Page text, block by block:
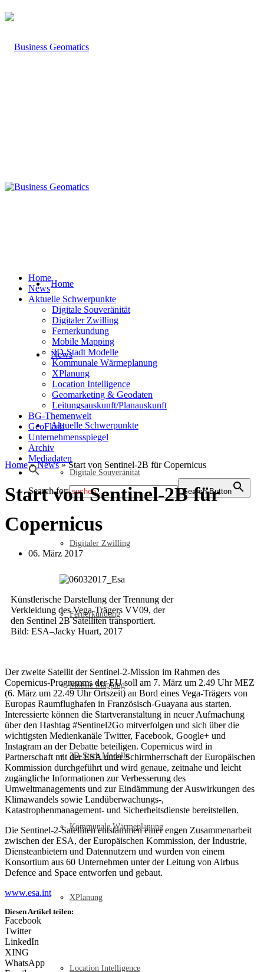
Home
News
Aktuelle Schwerpunkte
Digitale Souveränität
Digitaler Zwilling
Fernerkundung
Mobile Mapping
3D-Stadt Modelle
Kommunale Wärmeplanung
XPlanung
Location Intelligence
Home
News
Aktuelle Schwerpunkte
Digitale Souveränität
Digitaler Zwilling
Fernerkundung
Mobile Mapping
3D-Stadt Modelle
Kommunale Wärmeplanung
XPlanung
Location Intelligence
Geomarketing & Geodaten
Leitungsauskunft/Planauskunft
BG-Themenwelt
GeoFlash
Unternehmensspiegel
Archiv
Mediadaten
Search for: Search Button
Home»News»Start von Sentinel-2B für Copernicus
Start von Sentinel-2B für
Copernicus
06. März 2017
Künstlerische Darstellung der Trennung der
Verkleidung des Vega-Trägers VV09, der
den Sentinel 2B Satelliten transportiert.
Bild: ESA–Jacky Huart, 2017
Der zweite Satellit der Sentinel-2-Mission im Rahmen des
Copernicus-Programms der EU soll am 7. März um 2.49 Uhr MEZ
(6. März um 22.49 Uhr Ortszeit) an Bord eines Vega-Trägers von
Europas Raumflughafen in Französisch-Guayana aus starten.
Interessierte können die Startveranstaltung in neuer Aufmachung
über den Hashtag #Sentinel2Go mitverfolgen und sich über die
wichtigsten Medienkanäle Twitter, Facebook, Google+ und
Instagram an der Debatte beteiligen. Copernicus wird in
Partnerschaft mit der ESA unter Schirmherrschaft der Europäischen
Kommission durchgeführt und wird genaue, zeitnahe und leicht
zugängliche Informationen zur Verbesserung des
Umweltmanagements und zur Eindämmung der Auswirkungen des
Klimawandels sowie Landüberwachungs-,
Katastrophenmanagement- und Sicherheitsdienste bereitstellen.
Die Sentinel-2-Satelliten entstammen einer engen Zusammenarbeit
zwischen der ESA, der Europäischen Kommission, der Industrie,
Diensteanbietern und Datennutzern und wurden von einem
Konsortium aus 60 Unternehmen unter der Leitung von Airbus
Defence and Space entworfen und gebaut.
www.esa.int
Diesen Artikel teilen:
Facebook
Twitter
LinkedIn
XING
WhatsApp